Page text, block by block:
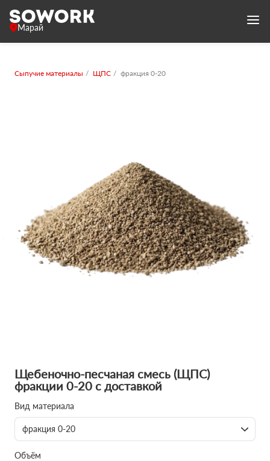
Марай
Сыпучие материалы ЩПС фракция 0-20
Щебеночно-песчаная смесь (ЩПС)
фракции 0-20 с доставкой
Вид материала
фракция 0-20
Объём